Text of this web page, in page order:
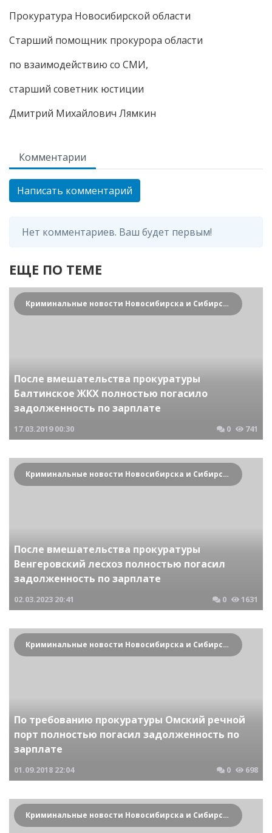
Прокуратура Новосибирской области
Старший помощник прокурора области
по взаимодействию со СМИ,
старший советник юстиции
Дмитрий Михайлович Лямкин
Комментарии
Написать комментарий
Нет комментариев. Ваш будет первым!
ЕЩЕ ПО ТЕМЕ
Криминальные новости Новосибирска и Сибирского региона
После вмешательства прокуратуры
Балтинское ЖКХ полностью погасило
задолженность по зарплате
17.03.2019 00:30 0 741
Криминальные новости Новосибирска и Сибирского региона
После вмешательства прокуратуры
Венгеровский лесхоз полностью погасил
задолженность по зарплате
02.03.2023 20:41 0 1631
Криминальные новости Новосибирска и Сибирского региона
По требованию прокуратуры Омский речной
порт полностью погасил задолженность по
зарплате
01.09.2018 22:04 0 698
Криминальные новости Новосибирска и Сибирского региона